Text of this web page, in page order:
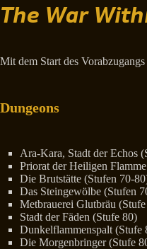
The War
Mit dem Start des
Dungeons
Ara-Kara, Stadt der Echos
Priorat der Heiligen
Die Brutstätte (Stufen 70-
Das Steingewölbe (Stufen
Metbrauerei Glutbräu
Stadt der Fäden (Stufe 80)
Dunkelflammenspalt (Stufe
Die Morgenbringer (Stufe